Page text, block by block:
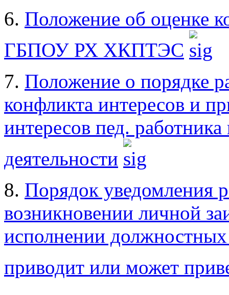
6. Положение об оценке
ГБПОУ РХ ХКПТЭС
7. Положение о порядке
конфликта интересов и
интересов пед.
деятельности
8. Порядок уведомления
возникновении личной
исполнении должностных
приводит или может